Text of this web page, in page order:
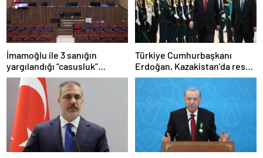
İmamoğlu ile 3 sanığın
yargılandığı “casusluk”
davasında ara karar
açıklandı…Tutukluluk
hallerinin devamına karar
verildi
Türkiye Cumhurbaşkanı
Erdoğan, Kazakistan’da resmi
törenle karşılandı